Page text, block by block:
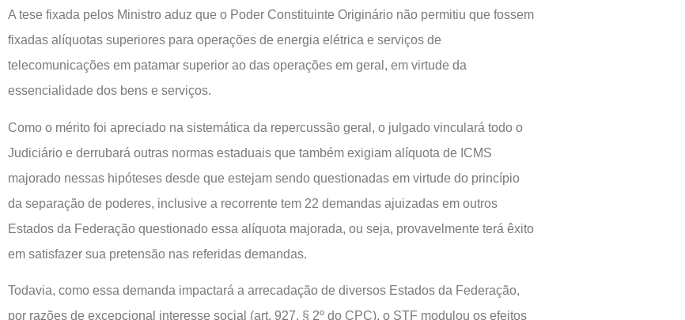
A tese fixada pelos Ministro aduz que o Poder Constituinte Originário não permitiu que fossem
fixadas alíquotas superiores para operações de energia elétrica e serviços de
telecomunicações em patamar superior ao das operações em geral, em virtude da
essencialidade dos bens e serviços.
Como o mérito foi apreciado na sistemática da repercussão geral, o julgado vinculará todo o
Judiciário e derrubará outras normas estaduais que também exigiam alíquota de ICMS
majorado nessas hipóteses desde que estejam sendo questionadas em virtude do princípio
da separação de poderes, inclusive a recorrente tem 22 demandas ajuizadas em outros
Estados da Federação questionado essa alíquota majorada, ou seja, provavelmente terá êxito
em satisfazer sua pretensão nas referidas demandas.
Todavia, como essa demanda impactará a arrecadação de diversos Estados da Federação,
por razões de excepcional interesse social (art. 927, § 2º do CPC), o STF modulou os efeitos